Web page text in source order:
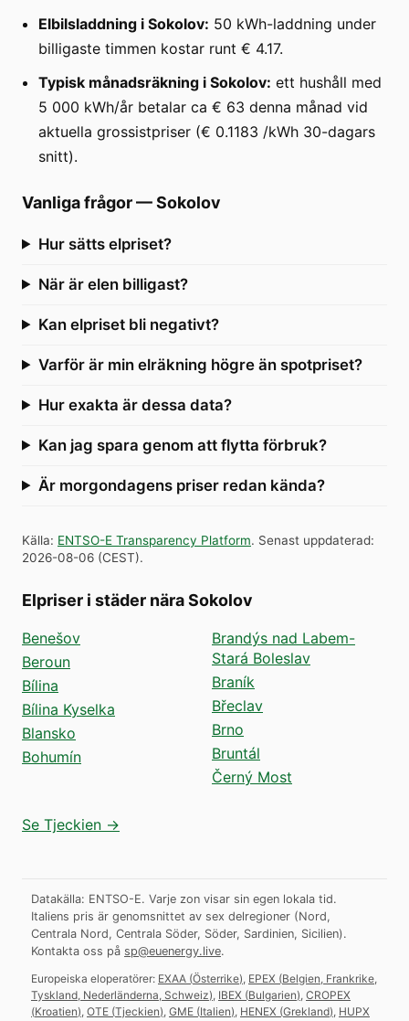
Elbilsladdning i Sokolov: 50 kWh-laddning under
billigaste timmen kostar runt € 4.17.
Typisk månadsräkning i Sokolov: ett hushåll med
5 000 kWh/år betalar ca € 63 denna månad vid
aktuella grossistpriser (€ 0.1183 /kWh 30-dagars
snitt).
Vanliga frågor—Sokolov
Hur sätts elpriset?
När är elen billigast?
Kan elpriset bli negativt?
Varför är min elräkning högre än spotpriset?
Hur exakta är dessa data?
Kan jag spara genom att flytta förbruk?
Är morgondagens priser redan kända?
Källa: ENTSO-E Transparency Platform. Senast uppdaterad:
2026-08-06 (CEST).
Elpriser i städer nära Sokolov
Benešov
Beroun
Bílina
Bílina Kyselka
Blansko
Bohumín
Brandýs nad Labem-
Stará Boleslav
Braník
Břeclav
Brno
Bruntál
Černý Most
Se Tjeckien →
Datakälla: ENTSO-E. Varje zon visar sin egen lokala tid.
Italiens pris är genomsnittet av sex delregioner (Nord,
Centrala Nord, Centrala Söder, Söder, Sardinien, Sicilien).
Kontakta oss på sp@euenergy.live.
Europeiska eloperatörer: EXAA (Österrike) EPEX (Belgien, Frankrike,
Tyskland, Nederländerna, Schweiz) IBEX (Bulgarien) CROPEX
(Kroatien) OTE (Tjeckien) GME (Italien) HENEX (Grekland) HUPX